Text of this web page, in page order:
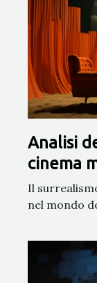
Analisi
cinema
Il
nel mondo